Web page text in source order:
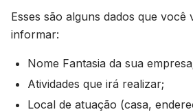
Esses são alguns dados que você
informar:
Nome Fantasia da sua
Atividades que irá realizar;
Local de atuação (casa,